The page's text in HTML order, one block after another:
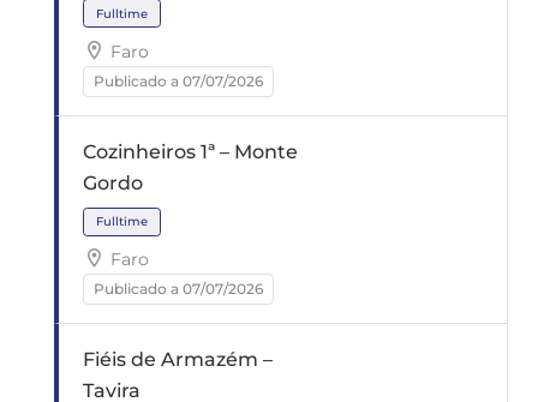
Fulltime
Faro
Publicado a 07/07/2026
Cozinheiros 1ª – Monte
Gordo
Faro
Publicado a 07/07/2026
Fiéis de Armazém –
Tavira